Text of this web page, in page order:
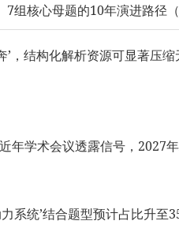
7组核心母题的10年演进路径
’，结构化解析资源可显著压
年学术会议透露信号，2027
力系统’结合题型预计占比升